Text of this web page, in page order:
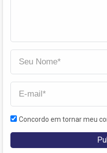
Concordo em tornar meu